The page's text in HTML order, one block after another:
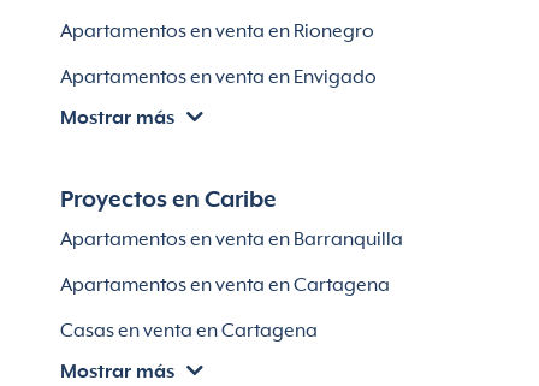
Apartamentos en venta en Rionegro
Apartamentos en venta en Envigado
Apartamentos en venta en Itagüí
Apartamentos en venta en Bello
Mostrar más
Proyectos en Caribe
Apartamentos en venta en Barranquilla
Apartamentos en venta en Cartagena
Casas en venta en Cartagena
Villas en Cartagena
Mostrar más